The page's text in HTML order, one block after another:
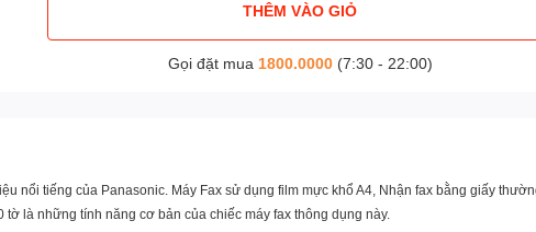
THÊM VÀO GIỎ
Gọi đặt mua 1800.0000(7:30 - 22:00)
nổi tiếng của Panasonic. Máy Fax sử dụng film mực khổ A4, Nhận fax bằng giấy
là những tính năng cơ bản của chiếc máy fax thông dụng này.